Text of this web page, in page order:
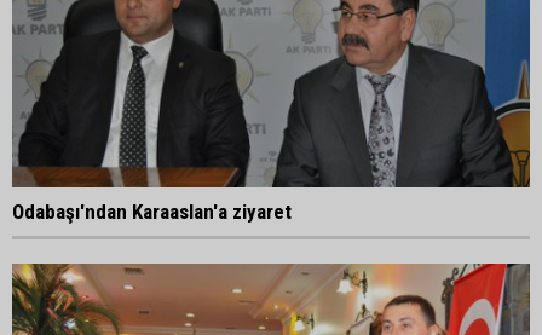
Odabaşı'ndan Karaaslan'a ziyaret